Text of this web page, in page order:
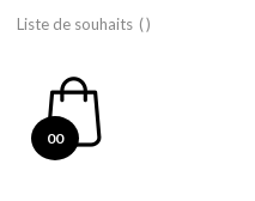
Liste de souhaits
00